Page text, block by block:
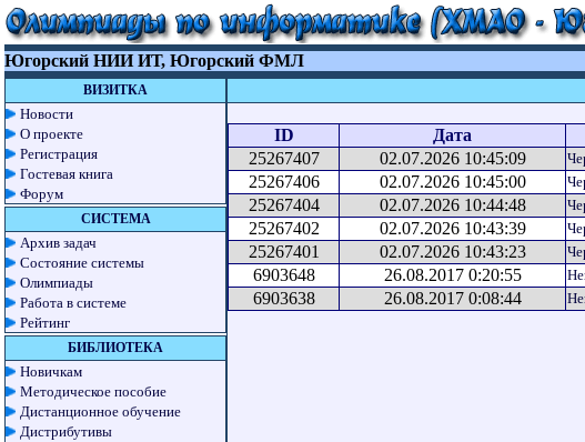
Югорский НИИ ИТ, Югорский ФМЛ
ВИЗИТКА
Новости
О проекте
Регистрация
Гостевая книга
Форум
СИСТЕМА
Архив задач
Состояние системы
Олимпиады
Работа в системе
Рейтинг
БИБЛИОТЕКА
Новичкам
Методическое пособие
Дистанционное обучение
Дистрибутивы
ID Дата
25267407
02.07.2026 10:45:09
25267406
02.07.2026 10:45:00
25267404
02.07.2026 10:44:48
25267402
02.07.2026 10:43:39
25267401
02.07.2026 10:43:23
6903648
26.08.2017 0:20:55
6903638
26.08.2017 0:08:44